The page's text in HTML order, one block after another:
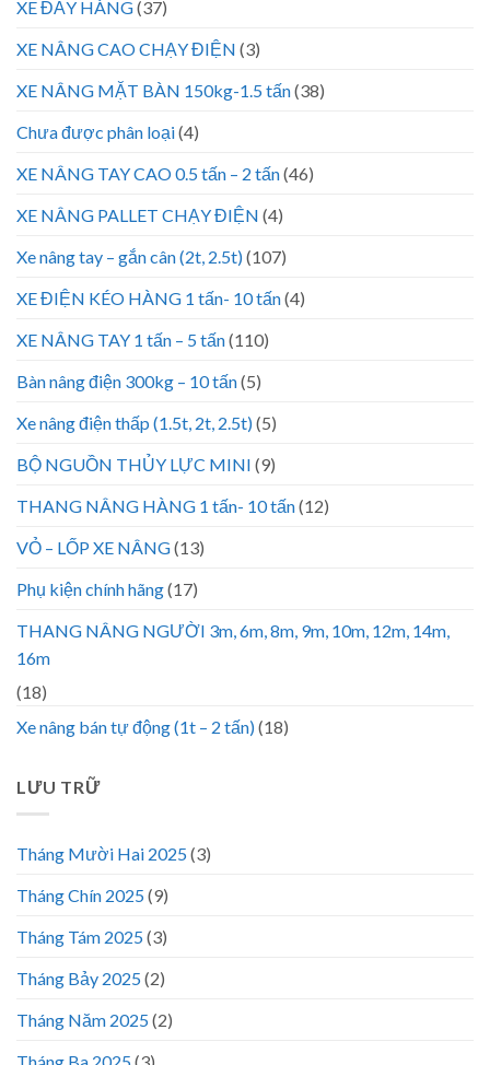
XE ĐẨY HÀNG(37)
XE NÂNG CAO CHẠY ĐIỆN (3)
XE NÂNG MẶT BÀN 150kg-1.5 tấn(38)
Chưa được phân loại(4)
XE NÂNG TAY CAO 0.5 tấn – 2 tấn(46)
XE NÂNG PALLET CHẠY ĐIỆN (4)
Xe nâng tay – gắn cân (2t, 2.5t)(107)
XE ĐIỆN KÉO HÀNG 1 tấn- 10 tấn(4)
XE NÂNG TAY 1 tấn – 5 tấn(110)
Bàn nâng điện 300kg – 10 tấn(5)
Xe nâng điện thấp (1.5t, 2t, 2.5t)(5)
BỘ NGUỒN THỦY LỰC MINI (9)
THANG NÂNG HÀNG 1 tấn- 10 tấn(12)
VỎ – LỐP XE NÂNG(13)
Phụ kiện chính hãng(17)
THANG NÂNG NGƯỜI 3m, 6m, 8m, 9m, 10m, 12m, 14m,
16m
(18)
Xe nâng bán tự động (1t – 2 tấn)(18)
LƯU TRỮ
Tháng Mười Hai 2025(3)
Tháng Chín 2025(9)
Tháng Tám 2025(3)
Tháng Bảy 2025(2)
Tháng Năm 2025(2)